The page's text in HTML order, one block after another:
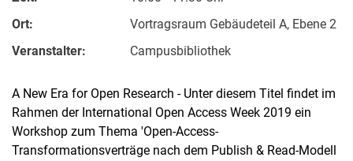
Ort:
Vortragsraum Gebäudeteil A, Ebene 2
Veranstalter:
Campusbibliothek
A New Era for Open Research - Unter diesem Titel findet im
Rahmen der International Open Access Week 2019 ein
Workshop zum Thema 'Open-Access-
Transformationsverträge nach dem Publish & Read-Modell